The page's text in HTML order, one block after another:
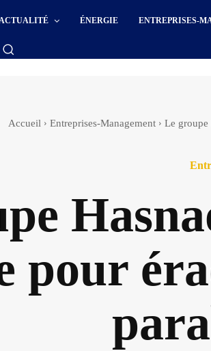
ÉNERGIE ENTREPRISES-
Accueil Entreprises-Management Le groupe
pour